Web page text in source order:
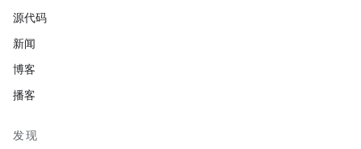
源代码
新闻
博客
播客
发现